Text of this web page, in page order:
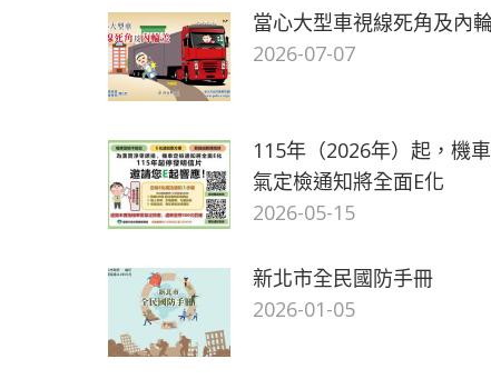
當心大型車視線死角及內
2026-07-07
115年（2026年）起，機
氣定檢通知將全面E化
2026-05-15
新北市全民國防手冊
2026-01-05